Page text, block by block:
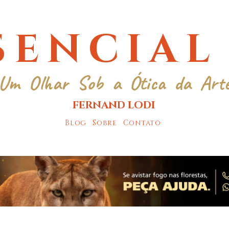
Olhar Sob a Ótica da
FERNAND LODI
Blog Sobre Contato